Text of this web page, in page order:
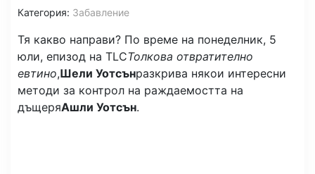
Категория: Забавление
Тя какво направи? По време на понеделник, 5
юли, епизод на TLCТолкова отвратително
евтино,Шели Уотсънразкрива някои интересни
методи за контрол на раждаемостта на
дъщеряАшли Уотсън.